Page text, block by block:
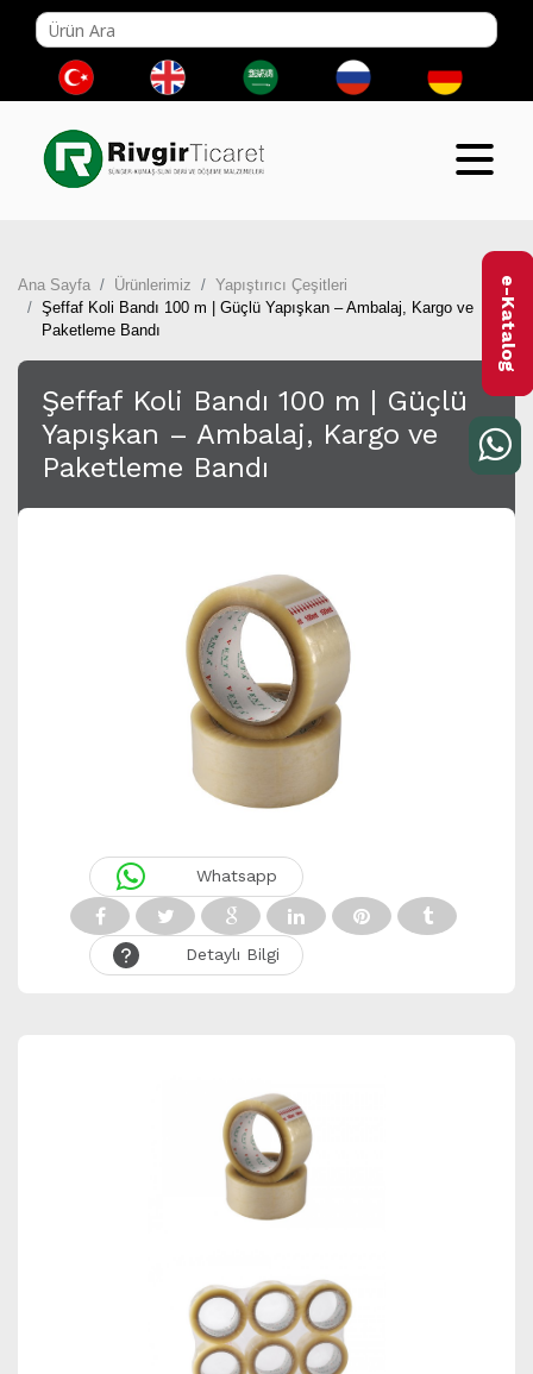
Ana Sayfa Ürünlerimiz
Yapıştırıcı Çeşitleri
Şeffaf Koli Bandı 100 m | Güçlü Yapışkan – Ambalaj, Kargo ve
Paketleme Bandı
Şeffaf Koli Bandı 100 m | Güçlü
Yapışkan – Ambalaj, Kargo ve
Paketleme Bandı
Whatsapp
Detaylı Bilgi
e-Katalog